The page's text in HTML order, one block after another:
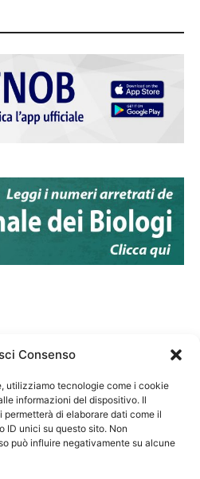
Consenso
utilizziamo tecnologie come i cookie
informazioni del dispositivo. Il
di elaborare dati come il
ID unici su questo sito. Non
può influire negativamente su alcune
Degli Ordini dei Biologi:
80069130583
internet www.fnob.it: